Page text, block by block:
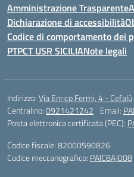
Amministrazione Trasparente
Dichiarazione di accessibilità
Codice di comportamento dei
PTPCT USR SICILIANote legali
Indirizzo:Via Enrico Fermi, 4 - Cefalù
Centralino:0921421242 Email:
Posta elettronica certificata (PEC):
Codice fiscale: 82000590826
Codice meccanografico: PAIC8AJ008